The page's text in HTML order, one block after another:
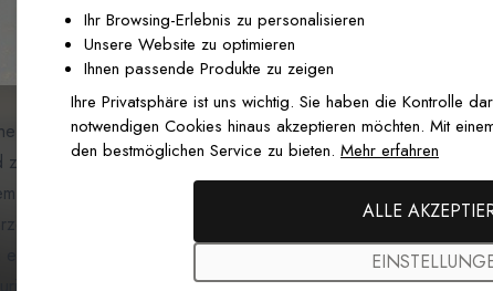
Gelassenheit mit unsererBananenblatt-Fototapete.
übergroße Bananenblätter in einer minimalistischen
Weiß und sanften Olivtönen. Der dramatische Maßstab und
ein künstlerisches Spiel aus Licht und Schatten,
Kunst verkörpert.
Ihr Browsing-Erlebnis zu personalisieren
Unsere Website zu optimieren
Ihnen passende Produkte zu zeigen
Ihre Privatsphäre ist uns wichtig. Sie haben die Kontrolle
notwendigen Cookies hinaus akzeptieren möchten. Mit
den bestmöglichen Service zu bieten. Mehr erfahren
ALLE